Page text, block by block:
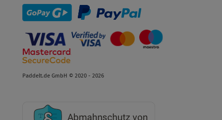
Paddelt.de GmbH © 2020 - 2026